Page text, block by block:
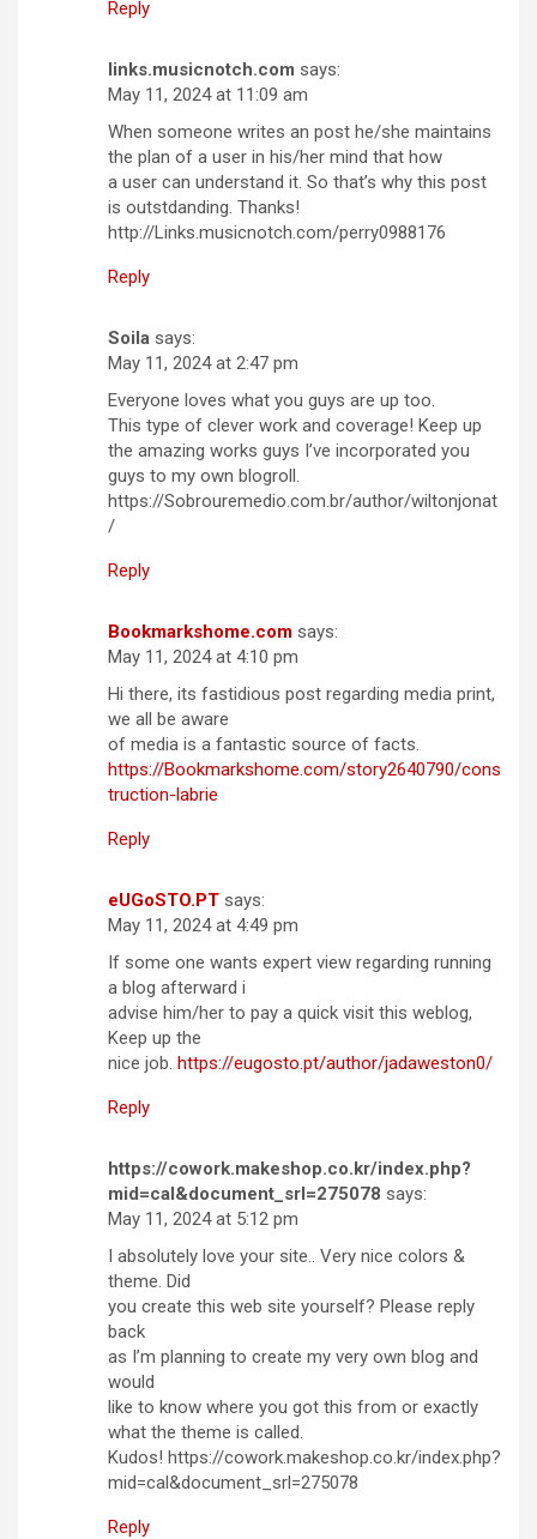
Reply
links.musicnotch.com says:
May 11, 2024 at 11:09 am
When someone writes an post he/she maintains
the plan of a user in his/her mind that how
a user can understand it. So that’s why this post
is outstdanding. Thanks!
http://Links.musicnotch.com/perry0988176
Reply
Soila says:
May 11, 2024 at 2:47 pm
Everyone loves what you guys are up too.
This type of clever work and coverage! Keep up
the amazing works guys I’ve incorporated you
guys to my own blogroll.
https://Sobrouremedio.com.br/author/wiltonjonat
/
Reply
Bookmarkshome.com says:
May 11, 2024 at 4:10 pm
Hi there, its fastidious post regarding media print,
we all be aware
of media is a fantastic source of facts.
https://Bookmarkshome.com/story2640790/cons
truction-labrie
Reply
eUGoSTO.PT says:
May 11, 2024 at 4:49 pm
If some one wants expert view regarding running
a blog afterward i
advise him/her to pay a quick visit this weblog,
Keep up the
nice job. https://eugosto.pt/author/jadaweston0/
Reply
https://cowork.makeshop.co.kr/index.php?
mid=cal&document_srl=275078 says:
May 11, 2024 at 5:12 pm
I absolutely love your site.. Very nice colors &
theme. Did
you create this web site yourself? Please reply
back
as I’m planning to create my very own blog and
would
like to know where you got this from or exactly
what the theme is called.
Kudos! https://cowork.makeshop.co.kr/index.php?
mid=cal&document_srl=275078
Reply